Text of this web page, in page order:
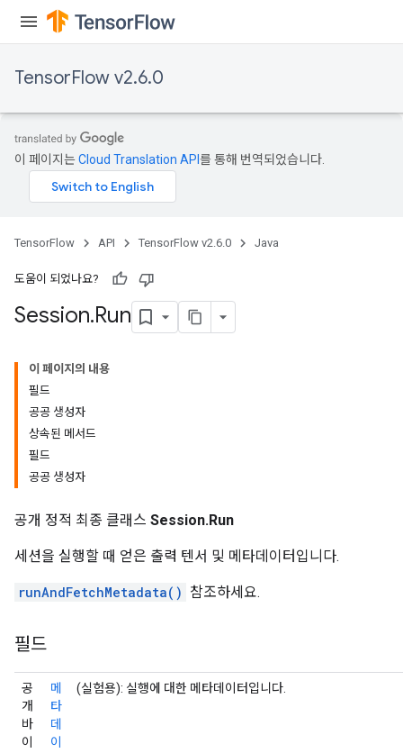
TensorFlow v2.6.0
이 페이지는Cloud Translation API 를 통해 번역되었습니다.
TensorFlow API TensorFlow v2.6.0 Java
도움이 되었나요?
Session.Run
이 페이지의 내용
필드
공공 생성자
상속된 메서드
필드
공공 생성자
공개 정적 최종 클래스 Session.Run
세션을 실행할 때 얻은 출력 텐서 및 메타데이터입니다.
runAndFetchMetadata() 참조하세요.
필드
공
개
바
이
메
타
데
이
(실험용): 실행에 대한 메타데이터입니다.